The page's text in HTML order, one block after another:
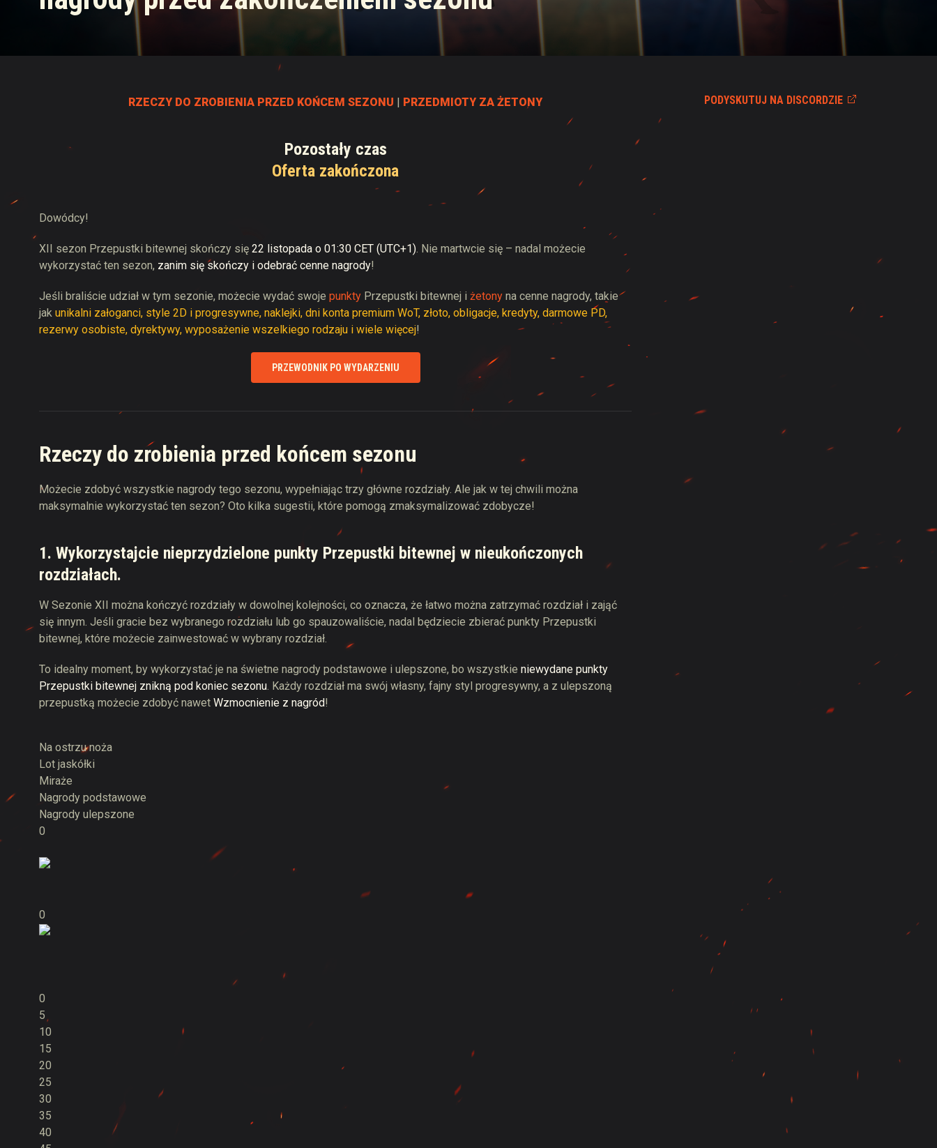
Przewodnik po Twitch Drops
PODYSKUTUJ NA DISCORDZIE
RZECZY DO ZROBIENIA PRZED KOŃCEM SEZONU | PRZEDMIOTY ZA ŻETONY
Pozostały czas
Oferta zakończona
Dowódcy!
XII sezon Przepustki bitewnej skończy się 22 listopada o 01:30 CET (UTC+1). Nie martwcie się – nadal możecie
wykorzystać ten sezon, zanim się skończy i odebrać cenne nagrody!
Jeśli braliście udział w tym sezonie, możecie wydać swoje punkty Przepustki bitewnej i żetony na cenne nagrody, takie
jak unikalni załoganci, style 2D i progresywne, naklejki, dni konta premium WoT, złoto, obligacje, kredyty, darmowe PD,
rezerwy osobiste, dyrektywy, wyposażenie wszelkiego rodzaju i wiele więcej!
PRZEWODNIK PO WYDARZENIU
Rzeczy do zrobienia przed końcem sezonu
Możecie zdobyć wszystkie nagrody tego sezonu, wypełniając trzy główne rozdziały. Ale jak w tej chwili można
maksymalnie wykorzystać ten sezon? Oto kilka sugestii, które pomogą zmaksymalizować zdobycze!
1. Wykorzystajcie nieprzydzielone punkty Przepustki bitewnej w nieukończonych
rozdziałach.
W Sezonie XII można kończyć rozdziały w dowolnej kolejności, co oznacza, że łatwo można zatrzymać rozdział i zająć
się innym. Jeśli gracie bez wybranego rozdziału lub go spauzowaliście, nadal będziecie zbierać punkty Przepustki
bitewnej, które możecie zainwestować w wybrany rozdział.
To idealny moment, by wykorzystać je na świetne nagrody podstawowe i ulepszone, bo wszystkie niewydane punkty
Przepustki bitewnej znikną pod koniec sezonu. Każdy rozdział ma swój własny, fajny styl progresywny, a z ulepszoną
przepustką możecie zdobyć nawet Wzmocnienie z nagród!
Na ostrzu noża
Lot jaskółki
Miraże
Nagrody podstawowe
Nagrody ulepszone
0
0
0
5
10
15
20
25
30
35
40